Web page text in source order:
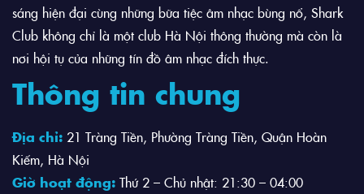
sáng hiện đại cùng những bữa tiệc âm nhạc bùng nổ, Shark
Club không chỉ là một club Hà Nội thông thường mà còn là
nơi hội tụ của những tín đồ âm nhạc đích thực.
Thông tin chung
Địa chỉ: 21 Tràng Tiền, Phường Tràng Tiền, Quận Hoàn
Kiếm, Hà Nội
Giờ hoạt động: Thứ 2 – Chủ nhật: 21:30 – 04:00